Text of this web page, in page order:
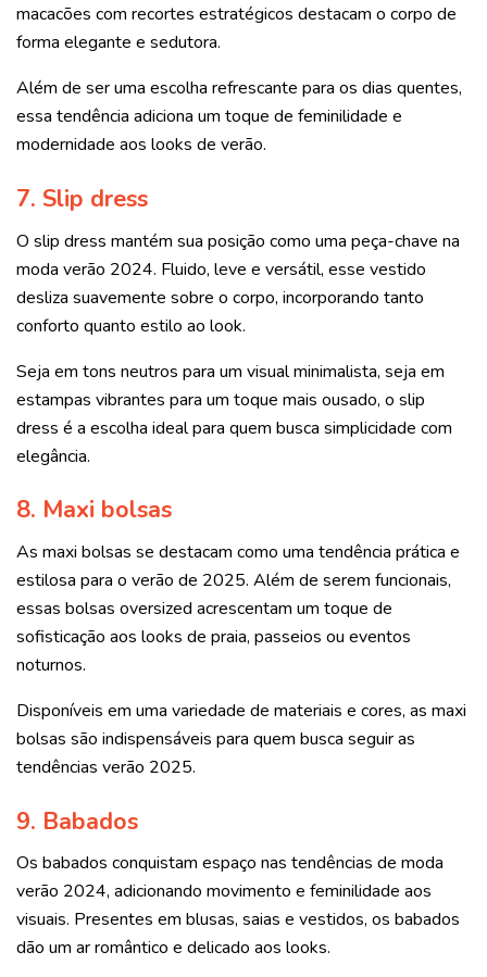
macacões com recortes estratégicos destacam o corpo de
forma elegante e sedutora.
Além de ser uma escolha refrescante para os dias quentes,
essa tendência adiciona um toque de feminilidade e
modernidade aos looks de verão.
7. Slip dress
O slip dress mantém sua posição como uma peça-chave na
moda verão 2024. Fluido, leve e versátil, esse vestido
desliza suavemente sobre o corpo, incorporando tanto
conforto quanto estilo ao look.
Seja em tons neutros para um visual minimalista, seja em
estampas vibrantes para um toque mais ousado, o slip
dress é a escolha ideal para quem busca simplicidade com
elegância.
8. Maxi bolsas
As maxi bolsas se destacam como uma tendência prática e
estilosa para o verão de 2025. Além de serem funcionais,
essas bolsas oversized acrescentam um toque de
sofisticação aos looks de praia, passeios ou eventos
noturnos.
Disponíveis em uma variedade de materiais e cores, as maxi
bolsas são indispensáveis para quem busca seguir as
tendências verão 2025.
9. Babados
Os babados conquistam espaço nas tendências de moda
verão 2024, adicionando movimento e feminilidade aos
visuais. Presentes em blusas, saias e vestidos, os babados
dão um ar romântico e delicado aos looks.